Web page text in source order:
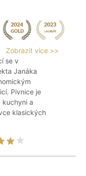
Zobrazit více >>
se v
Janáka
Pivnice je
kuchyni a
klasických